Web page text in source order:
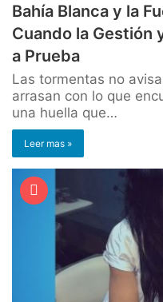
Bahía Blanca y la
Cuando la Gestión
a Prueba
Las tormentas no
arrasan con lo que
una huella que…
Leer mas »